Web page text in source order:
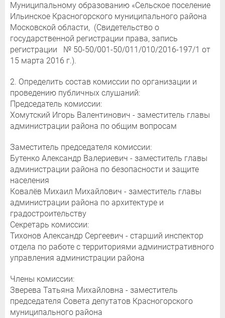
Муниципальному образованию «Сельское поселение
Ильинское Красногорского муниципального района
Московской области, (Свидетельство о
государственной регистрации права, запись
регистрации № 50-50/001-50/011/010/2016-197/1 от
15 марта 2016 г.).
2. Определить состав комиссии по организации и
проведению публичных слушаний:
Председатель комиссии:
Хомутский Игорь Валентинович - заместитель главы
администрации района по общим вопросам
Заместитель председателя комиссии:
Бутенко Александр Валериевич - заместитель главы
администрации района по безопасности и защите
населения
Ковалёв Михаил Михайлович - заместитель главы
администрации района по архитектуре и
градостроительству
Секретарь комиссии:
Тихонов Александр Сергеевич - старший инспектор
отдела по работе с территориями административного
управления администрации района
Члены комиссии:
Зверева Татьяна Михайловна - заместитель
председателя Совета депутатов Красногорского
муниципального района